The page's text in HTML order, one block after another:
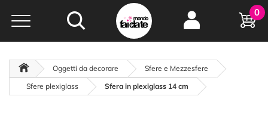
Hobby e
creatività...
oltre 15 anni online
0
Oggetti da decorare
Sfere e Mezzesfere
Sfere plexiglass
Sfera in plexiglass 14 cm